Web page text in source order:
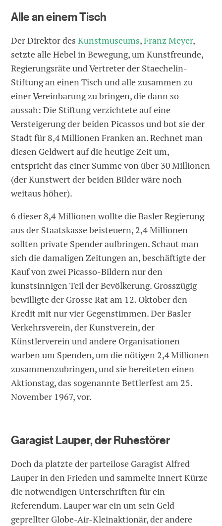
Alle an einem Tisch
Der Direktor desKunstmuseums,Franz Meyer,
setzte alle Hebel in Bewegung, um Kunstfreunde,
Regierungsräte und Vertreter der Staechelin-
Stiftung an einen Tisch und alle zusammen zu
einer Vereinbarung zu bringen, die dann so
aussah: Die Stiftung verzichtete auf eine
Versteigerung der beiden Picassos und bot sie der
Stadt für 8,4 Millionen Franken an. Rechnet man
diesen Geldwert auf die heutige Zeit um,
entspricht das einer Summe von über 30 Millionen
(der Kunstwert der beiden Bilder wäre noch
weitaus höher).
6 dieser 8,4 Millionen wollte die Basler Regierung
aus der Staatskasse beisteuern, 2,4 Millionen
sollten private Spender aufbringen. Schaut man
sich die damaligen Zeitungen an, beschäftigte der
Kauf von zwei Picasso-Bildern nur den
kunstsinnigen Teil der Bevölkerung. Grosszügig
bewilligte der Grosse Rat am 12. Oktober den
Kredit mit nur vier Gegenstimmen. Der Basler
Verkehrsverein, der Kunstverein, der
Künstlerverein und andere Organisationen
warben um Spenden, um die nötigen 2,4 Millionen
zusammenzubringen, und sie bereiteten einen
Aktionstag, das sogenannte Bettlerfest am 25.
November 1967, vor.
Garagist Lauper, der Ruhestörer
Doch da platzte der parteilose Garagist Alfred
Lauper in den Frieden und sammelte innert Kürze
die notwendigen Unterschriften für ein
Referendum. Lauper war ein um sein Geld
geprellter Globe-Air-Kleinaktionär, der andere